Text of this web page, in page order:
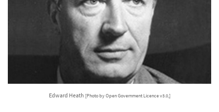
Edward Heath [Photo by Open Government Licence v3.0,]